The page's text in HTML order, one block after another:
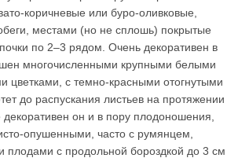
коричневые или буро-оливковые,
местами (но не сплошь) покрытые
по 2–3 рядом. Очень декоративен в
многочисленными крупными белыми
цветками, с темно-красными отогнутыми
до распускания листьев на протяжении
он и в пору плодоношения,
опушенными, часто с румянцем,
плодами с продольной бороздкой до 3 см